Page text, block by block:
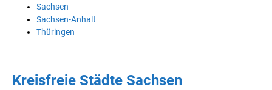
Sachsen
Sachsen-Anhalt
Thüringen
Kreisfreie Städte Sachsen